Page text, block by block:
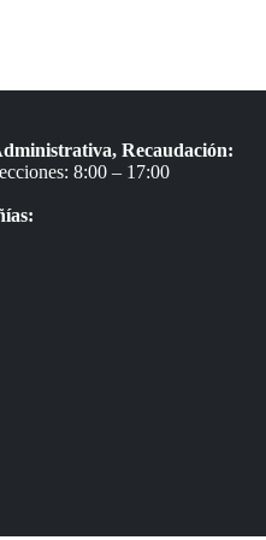
Recaudación:
8:00 – 17:00